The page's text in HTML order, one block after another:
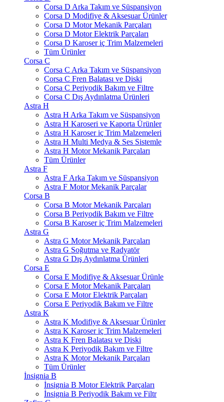
Corsa D Arka Takım ve Süspansiyon
Corsa D Modifiye & Aksesuar Ürünler
Corsa D Motor Mekanik Parçaları
Corsa D Motor Elektrik Parçaları
Corsa D Karoser iç Trim Malzemeleri
Tüm Ürünler
Corsa C
Corsa C Arka Takım ve Süspansiyon
Corsa C Fren Balatası ve Diski
Corsa C Periyodik Bakım ve Filtre
Corsa C Dış Aydınlatma Ürünleri
Astra H
Astra H Arka Takım ve Süspansiyon
Astra H Karoseri ve Kaporta Ürünler
Astra H Karoser iç Trim Malzemeleri
Astra H Multi Medya & Ses Sistemle
Astra H Motor Mekanik Parçaları
Tüm Ürünler
Astra F
Astra F Arka Takım ve Süspansiyon
Astra F Motor Mekanik Parçalar
Corsa B
Corsa B Motor Mekanik Parçaları
Corsa B Periyodik Bakım ve Filtre
Corsa B Karoser iç Trim Malzemeleri
Astra G
Astra G Motor Mekanik Parçaları
Astra G Soğutma ve Radyatör
Astra G Dış Aydınlatma Ürünleri
Corsa E
Corsa E Modifiye & Aksesuar Ürünle
Corsa E Motor Mekanik Parçaları
Corsa E Motor Elektrik Parçaları
Corsa E Periyodik Bakım ve Filtre
Astra K
Astra K Modifiye & Aksesuar Ürünler
Astra K Karoser iç Trim Malzemeleri
Astra K Fren Balatası ve Diski
Astra K Periyodik Bakım ve Filtre
Astra K Motor Mekanik Parçaları
Tüm Ürünler
İnsignia B
İnsignia B Motor Elektrik Parçaları
İnsignia B Periyodik Bakım ve Filtr